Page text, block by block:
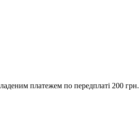
платежем по передплаті 200 грн.